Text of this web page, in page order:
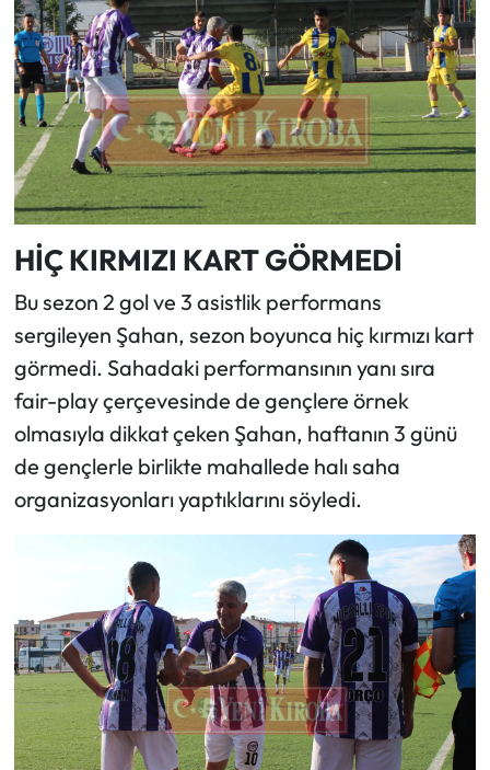
HİÇ KIRMIZI KART GÖRMEDİ
Bu sezon 2 gol ve 3 asistlik performans
sergileyen Şahan, sezon boyunca hiç kırmızı kart
görmedi. Sahadaki performansının yanı sıra
fair-play çerçevesinde de gençlere örnek
olmasıyla dikkat çeken Şahan, haftanın 3 günü
de gençlerle birlikte mahallede halı saha
organizasyonları yaptıklarını söyledi.